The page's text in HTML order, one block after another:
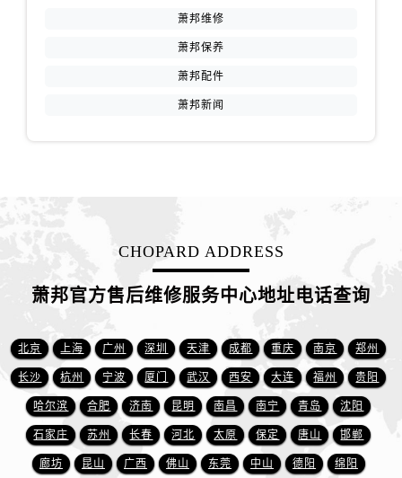
安徽省阜阳市颍州区颍州北路萧邦售后服务中心（需提前预约）
安徽省淮南市田家庵区国庆中路萧邦售后服务中心（需提前预约）
安徽省黄山市屯溪区黄山西路萧邦售后服务中心（需提前预约）
安徽省六安市金安区解放中路萧邦售后服务中心（需提前预约）
安徽省马鞍山市雨山区湖南西路萧邦售后服务中心（需提前预约）
安徽省宿州市埇桥区人民中路萧邦售后服务中心（需提前预约）
安徽省铜陵市铜官区石城大道萧邦售后服务中心（需提前预约）
萧邦维修
萧邦保养
萧邦配件
萧邦新闻
CHOPARD ADDRESS
萧邦官方售后维修服务中心地址电话查询
北京 上海 广州 深圳 天津 成都 重庆 南京 郑州
长沙 杭州 宁波 厦门 武汉 西安 大连 福州 贵阳
哈尔滨 合肥 济南 昆明 南昌 南宁 青岛 沈阳
石家庄 苏州 长春 河北 太原 保定 唐山 邯郸
廊坊 昆山 广西 佛山 东莞 中山 德阳 绵阳